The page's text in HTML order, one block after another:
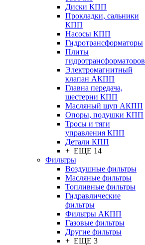
Диски КПП
Прокладки, сальники
КПП
Насосы КПП
Гидротрансформаторы
Плиты
гидротрансформаторов
Электромагнитный
клапан АКПП
Главна передача,
шестерни КПП
Масляный щуп АКПП
Опоры, подушки КПП
Тросы и тяги
управления КПП
Детали КПП
+ ЕЩЕ 14
Фильтры
Воздушные фильтры
Масляные фильтры
Топливные фильтры
Гидравлические
фильтры
Фильтры АКПП
Газовые фильтры
Другие фильтры
+ ЕЩЕ 3